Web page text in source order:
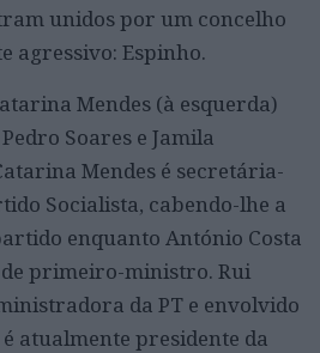
unidos por um concelho
agressivo: Espinho.
Mendes (à esquerda)
Soares e Jamila
Mendes é secretária-
Socialista, cabendo-lhe a
enquanto António Costa
primeiro-ministro. Rui
da PT e envolvido
atualmente presidente da